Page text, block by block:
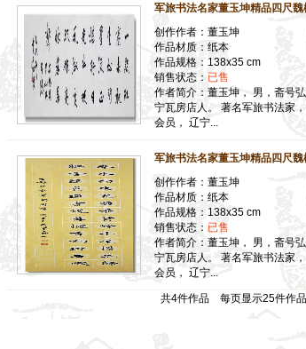
军旅书法名家董玉坤精品四尺
创作作者：董玉坤
作品材质：纸本
作品规格：138x35 cm
销售状态： 已售
作者简介：董玉坤， 男，斋号
宁瓦房店人。 著名军旅书法家
会员， 辽宁...
军旅书法名家董玉坤精品四尺
创作作者：董玉坤
作品材质：纸本
作品规格：138x35 cm
销售状态： 已售
作者简介：董玉坤， 男，斋号
宁瓦房店人。 著名军旅书法家
会员， 辽宁...
共4件作品 每页显示25件作